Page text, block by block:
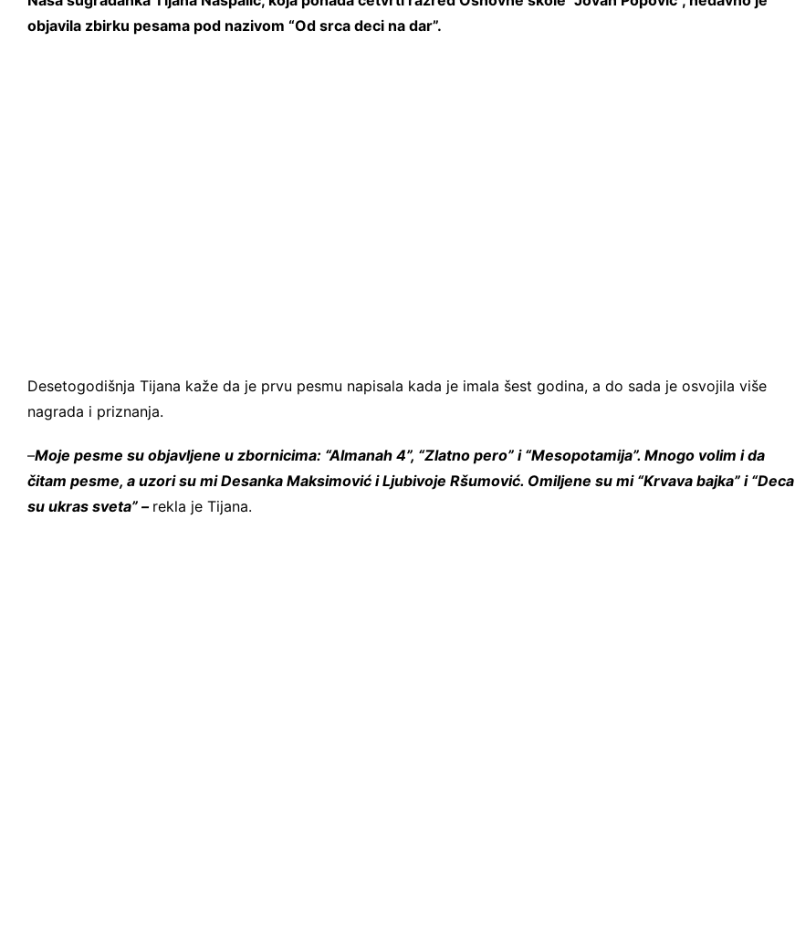
objavila zbirku pesama pod nazivom “Od srca deci na dar”.
Desetogodišnja Tijana kaže da je prvu pesmu napisala kada je imala šest godina, a do sada je osvojila više
nagrada i priznanja.
–Moje pesme su objavljene u zbornicima: “Almanah 4”, “Zlatno pero” i “Mesopotamija”. Mnogo volim i da
čitam pesme, a uzori su mi Desanka Maksimović i Ljubivoje Ršumović. Omiljene su mi “Krvava bajka” i “Deca
su ukras sveta” – rekla je Tijana.